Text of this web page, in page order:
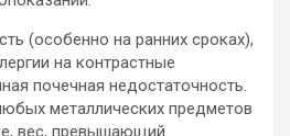
(особенно на ранних сроках),
на контрастные
почечная недостаточность.
металлических предметов
вес, превышающий